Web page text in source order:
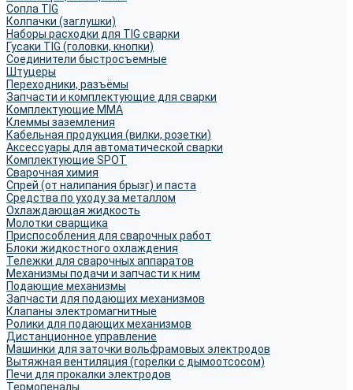
Сопла TIG
Колпачки (заглушки)
Наборы расходки для TIG сварки
Гусаки TIG (головки, кнопки)
Соединители быстросъемные
Штуцеры
Переходники, разъёмы
Запчасти и комплектующие для сварки
Комплектующие ММА
Клеммы заземления
Кабельная продукция (вилки, розетки)
Аксессуары для автоматической сварки
Комплектующие SPOT
Сварочная химия
Спрей (от налипания брызг) и паста
Средства по уходу за металлом
Охлаждающая жидкость
Молотки сварщика
Приспособления для сварочных работ
Блоки жидкостного охлаждения
Тележки для сварочных аппаратов
Механизмы подачи и запчасти к ним
Подающие механизмы
Запчасти для подающих механизмов
Клапаны электромагнитные
Ролики для подающих механизмов
Дистанционное управление
Машинки для заточки вольфрамовых электродов
Вытяжная вентиляция (горелки с дымоотсосом)
Печи для прокалки электродов
Термопеналы